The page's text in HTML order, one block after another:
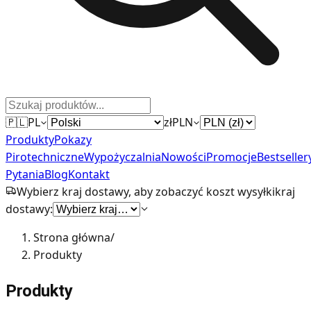
🇵🇱PL złPLN
ProduktyPokazy
PirotechniczneWypożyczalniaNowościPromocje
PytaniaBlogKontakt
Wybierz kraj dostawy, aby zobaczyć koszt wysyłkikraj
dostawy:
Strona główna/
Produkty
Produkty